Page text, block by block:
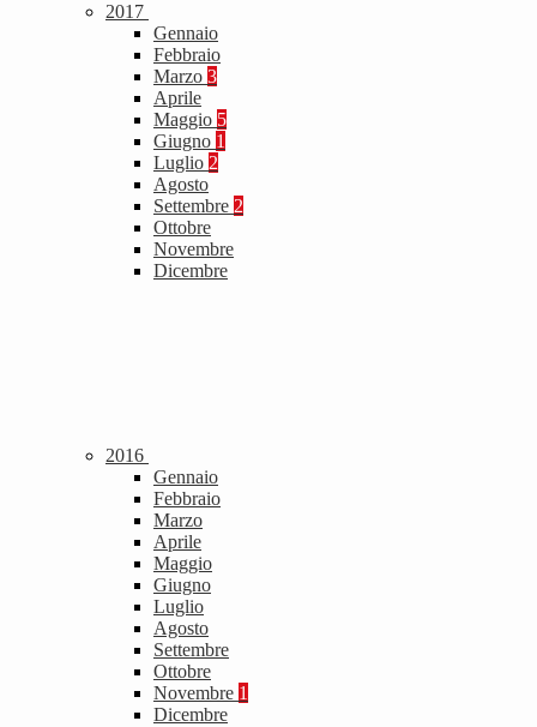
2017
Gennaio
Febbraio
Marzo 3
Aprile
Maggio 5
Giugno 1
Luglio 2
Agosto
Settembre 2
Ottobre
Novembre
Dicembre
2016
Gennaio
Febbraio
Marzo
Aprile
Maggio
Giugno
Luglio
Agosto
Settembre
Ottobre
Novembre 1
Dicembre